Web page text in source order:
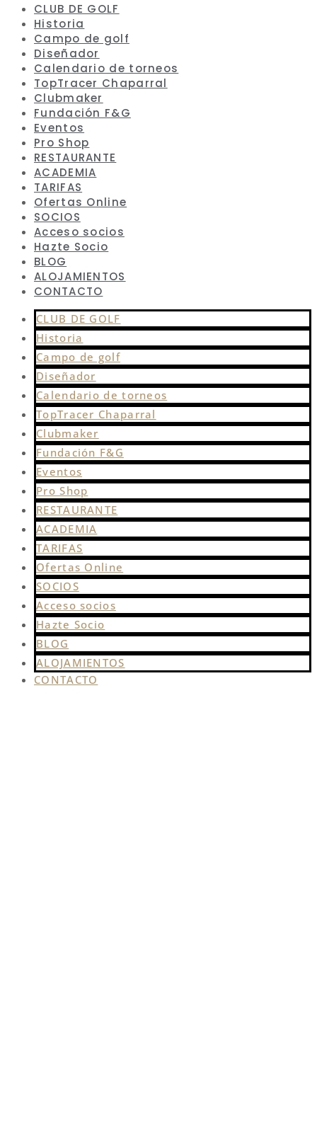
CLUB DE GOLF
Historia
Campo de golf
Diseñador
Calendario de torneos
TopTracer Chaparral
Clubmaker
Fundación F&G
Eventos
Pro Shop
RESTAURANTE
ACADEMIA
TARIFAS
Ofertas Online
SOCIOS
Acceso socios
Hazte Socio
BLOG
ALOJAMIENTOS
CONTACTO
CLUB DE GOLF
Historia
Campo de golf
Diseñador
Calendario de torneos
TopTracer Chaparral
Clubmaker
Fundación F&G
Eventos
Pro Shop
RESTAURANTE
ACADEMIA
TARIFAS
Ofertas Online
SOCIOS
Acceso socios
Hazte Socio
BLOG
ALOJAMIENTOS
CONTACTO